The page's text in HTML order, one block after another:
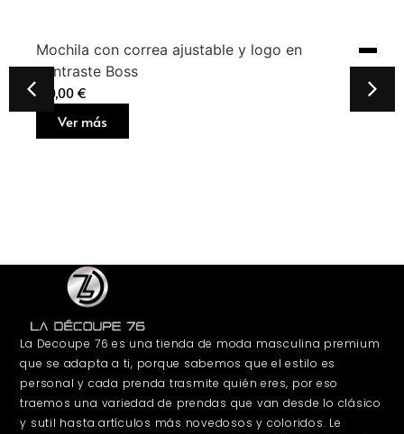
Mochila con correa ajustable y logo en
contraste Boss
160,00 €
Ver más
La Decoupe 76 es una tienda de moda masculina premium
que se adapta a ti, porque sabemos que el estilo es
personal y cada prenda trasmite quién eres, por eso
traemos una variedad de prendas que van desde lo clásico
y sutil hasta artículos más novedosos y coloridos. Le